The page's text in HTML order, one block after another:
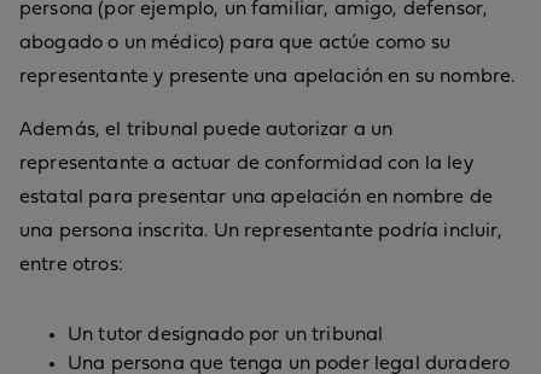
persona (por ejemplo, un familiar, amigo, defensor,
abogado o un médico) para que actúe como su
representante y presente una apelación en su nombre.
Además, el tribunal puede autorizar a un
representante a actuar de conformidad con la ley
estatal para presentar una apelación en nombre de
una persona inscrita. Un representante podría incluir,
entre otros:
Un tutor designado por un tribunal
Una persona que tenga un poder legal duradero